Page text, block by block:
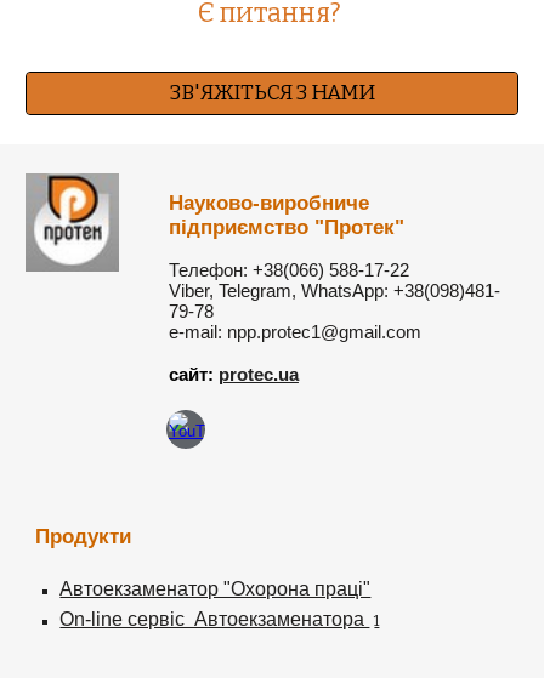
Є питання?
ЗВ'ЯЖІТЬСЯ З НАМИ
Науково-виробниче
підприємство "Протек"
Телефон: +38(066) 588-17-22
Viber, Telegram, WhatsApp: +38(098)481-
79-78
e-mail: npp.protec1@gmail.com
сайт: protec.ua
Продукти
Автоекзаменатор "Охорона праці"
On-line сервіс Автоекзаменатора
1